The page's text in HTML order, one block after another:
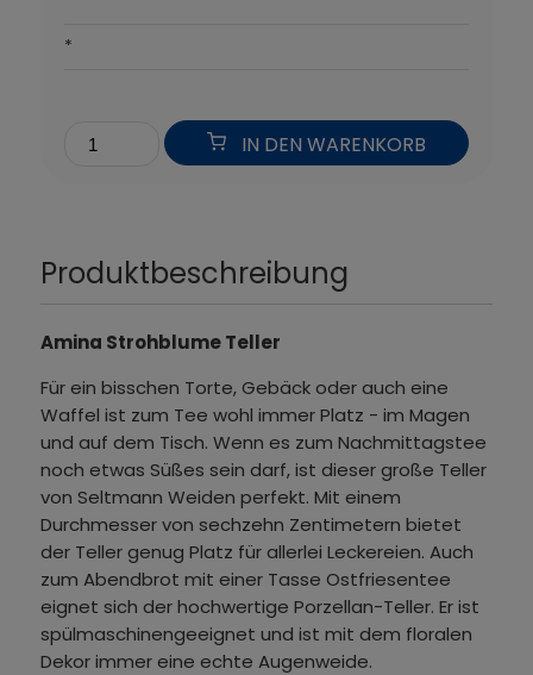
*
IN DEN WARENKORB
Produktbeschreibung
Amina Strohblume Teller
Für ein bisschen Torte, Gebäck oder auch eine
Waffel ist zum Tee wohl immer Platz - im Magen
und auf dem Tisch. Wenn es zum Nachmittagstee
noch etwas Süßes sein darf, ist dieser große Teller
von Seltmann Weiden perfekt. Mit einem
Durchmesser von sechzehn Zentimetern bietet
der Teller genug Platz für allerlei Leckereien. Auch
zum Abendbrot mit einer Tasse Ostfriesentee
eignet sich der hochwertige Porzellan-Teller. Er ist
spülmaschinengeeignet und ist mit dem floralen
Dekor immer eine echte Augenweide.